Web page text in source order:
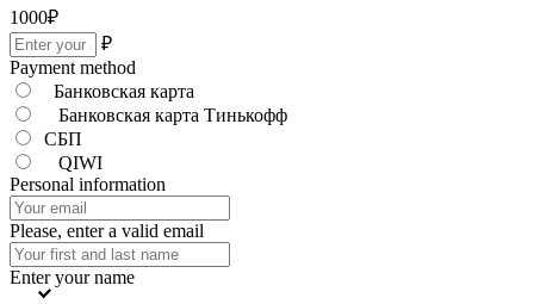
1000₽
₽
Payment method
Банковская карта
Банковская карта Тинькофф
СБП
QIWI
Personal information
Please, enter a valid email
Enter your name